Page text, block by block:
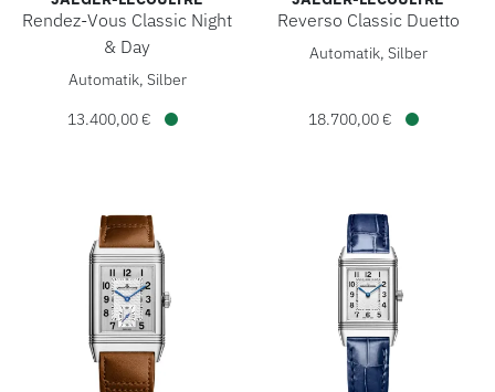
Rendez-Vous Classic Night
& Day
Jaeger-LeCoultre Rendez-Vous Classic Night & Day, Ref:
Automatik, Silber
13.400,00 €
Reverso Classic Duetto
Jaeger-LeCoultre Reverso
Automatik, Silber
18.700,00 €